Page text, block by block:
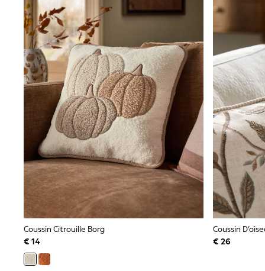
Rayban
Skechers
GIRLS
New In
New in from Next
New In
Trending: Top & Short Sets
Trending: Clogs
Toy Story
THE SET
50 - 92cm
98 - 110cm
116 - 134cm
140 - 174cm
All Clothing
T-Shirts
Dresses
Shorts & Skirts
Coats & Jackets
Sweatshirts & Hoodies
Knitwear
Sets & Outfits
Tops
Coussin Citrouille Borg
€ 14
Coussin
€ 26